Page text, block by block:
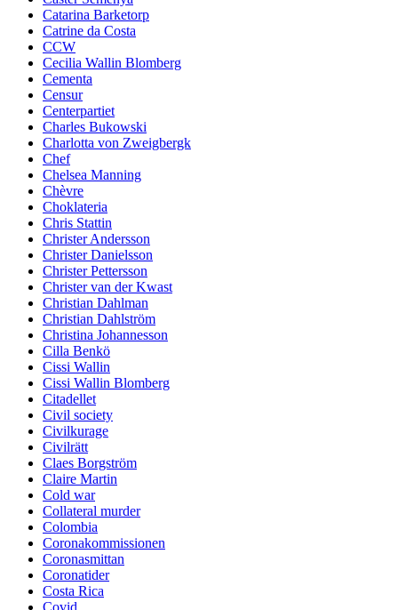
Catarina Barketorp
Catrine da Costa
CCW
Cecilia Wallin Blomberg
Cementa
Censur
Centerpartiet
Charles Bukowski
Charlotta von Zweigbergk
Chef
Chelsea Manning
Chèvre
Choklateria
Chris Stattin
Christer Andersson
Christer Danielsson
Christer Pettersson
Christer van der Kwast
Christian Dahlman
Christian Dahlström
Christina Johannesson
Cilla Benkö
Cissi Wallin
Cissi Wallin Blomberg
Citadellet
Civil society
Civilkurage
Civilrätt
Claes Borgström
Claire Martin
Cold war
Collateral murder
Colombia
Coronakommissionen
Coronasmittan
Coronatider
Costa Rica
Covid